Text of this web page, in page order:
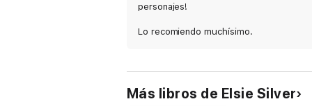
personajes!
Lo recomiendo muchísimo.
Más libros de Elsie Silver